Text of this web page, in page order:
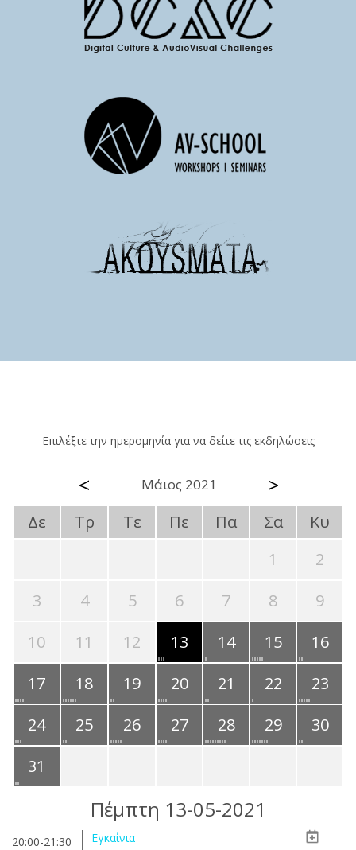
Επιλέξτε την ημερομηνία για να δείτε τις εκδηλώσεις
< Μάιος 2021 >
Δε Τρ Τε Πε Πα Σα
Κυ
1
2
3
4 5 6 7 8
9
10
11 12 13 14 15
16
17
18 19 20 21 22
23
24
25 26 27 28 29
30
31
Πέμπτη 13-05-2021
20:00-21:30 Εγκαίνια